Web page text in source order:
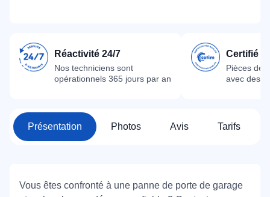
Réactivité 24/7
Nos techniciens sont
opérationnels 365 jours par an
Certifié
Pièces
avec des
Présentation Photos Avis Tarifs
Vous êtes confronté à une panne de porte de garage